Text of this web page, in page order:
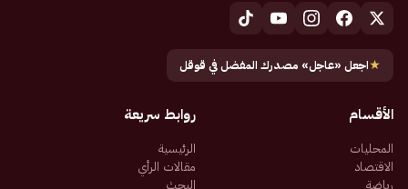
★اجعل «عاجل» مصدرك المفضل في قوقل
الأقسام
المحليات
الاقتصاد
رياضة
روابط سريعة
الرئيسية
مقالات الرأي
البحث